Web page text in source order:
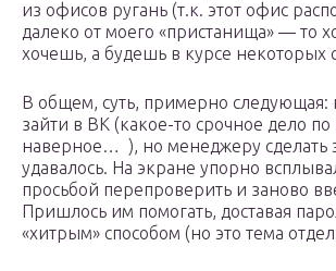
из офисов ругань (т.к. этот офис
далеко от моего «пристанища» — то
хочешь, а будешь в курсе некоторых
В общем, суть, примерно следующая:
зайти в ВК (какое-то срочное дело по
наверное… ), но менеджеру сделать
удавалось. На экране упорно
просьбой перепроверить и заново
Пришлось им помогать, доставая
«хитрым» способом (но это тема